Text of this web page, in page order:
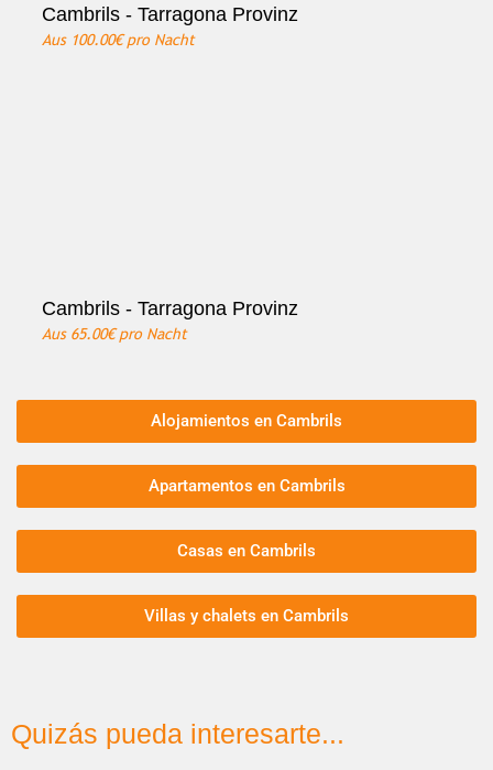
Cambrils - Tarragona Provinz
Aus 100.00€pro Nacht
Cambrils - Tarragona Provinz
Aus 65.00€pro Nacht
Alojamientos en Cambrils
Apartamentos en Cambrils
Casas en Cambrils
Villas y chalets en Cambrils
Quizás pueda interesarte...